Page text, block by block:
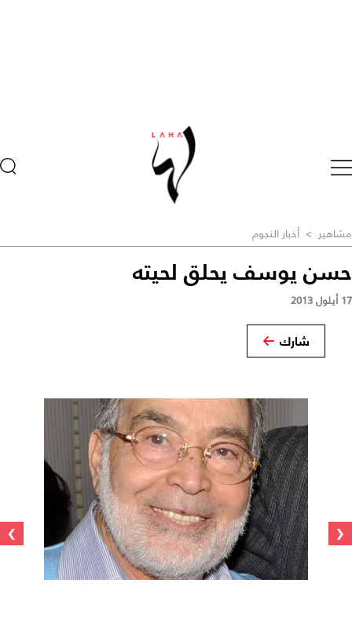
مشاهير > أخبار النجوم
حسن يوسف يحلق لحيته
17 أيلول 2013
شارك
‹
›